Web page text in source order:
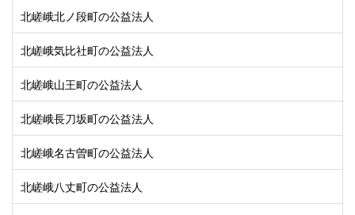
北嵯峨北ノ段町の公益法人
北嵯峨気比社町の公益法人
北嵯峨山王町の公益法人
北嵯峨長刀坂町の公益法人
北嵯峨名古曽町の公益法人
北嵯峨八丈町の公益法人